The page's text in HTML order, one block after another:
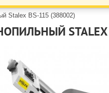
Stalex BS-115 (388002)
STALEX